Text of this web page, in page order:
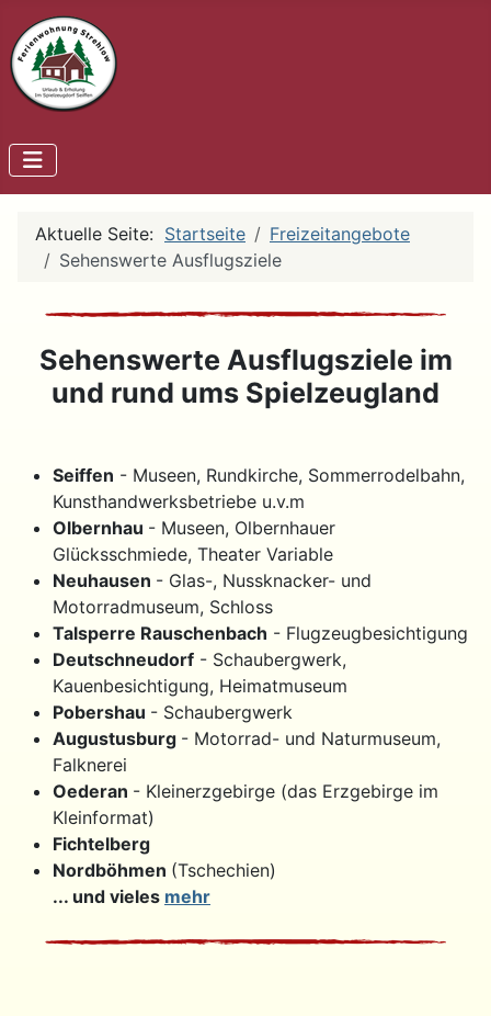
Aktuelle Seite: Startseite
Freizeitangebote
Sehenswerte Ausflugsziele
Sehenswerte Ausflugsziele im
und rund ums Spielzeugland
Seiffen - Museen, Rundkirche, Sommerrodelbahn,
Kunsthandwerksbetriebe u.v.m
Olbernhau - Museen, Olbernhauer
Glücksschmiede, Theater Variable
Neuhausen - Glas-, Nussknacker- und
Motorradmuseum, Schloss
Talsperre Rauschenbach - Flugzeugbesichtigung
Deutschneudorf - Schaubergwerk,
Kauenbesichtigung, Heimatmuseum
Pobershau - Schaubergwerk
Augustusburg - Motorrad- und Naturmuseum,
Falknerei
Oederan - Kleinerzgebirge (das Erzgebirge im
Kleinformat)
Fichtelberg
Nordböhmen (Tschechien)
... und vieles mehr